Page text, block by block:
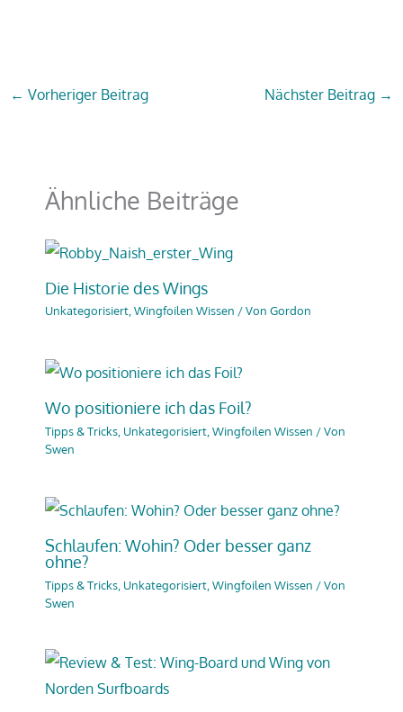
← Vorheriger Beitrag Nächster Beitrag →
Ähnliche Beiträge
Die Historie des Wings
Unkategorisiert,Wingfoilen Wissen / Von Gordon
Wo positioniere ich das Foil?
Tipps & Tricks, Unkategorisiert, Wingfoilen Wissen / Von
Swen
Schlaufen: Wohin? Oder besser ganz
ohne?
Tipps & Tricks, Unkategorisiert, Wingfoilen Wissen / Von
Swen